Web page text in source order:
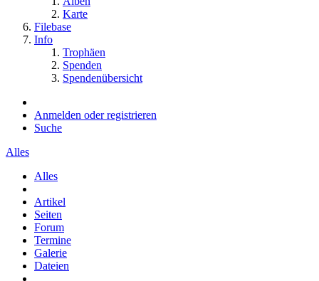
Karte
Filebase
Info
Trophäen
Spenden
Spendenübersicht
Anmelden oder registrieren
Suche
Alles
Alles
Artikel
Seiten
Forum
Termine
Galerie
Dateien